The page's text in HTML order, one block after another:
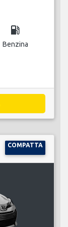
local_gas_station
Benzina
COMPATTA